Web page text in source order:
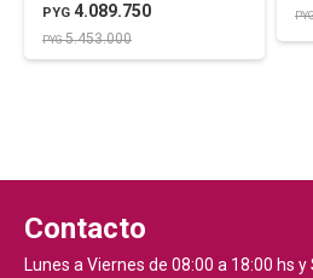
PYG 4.089.750
PYG5.453.000
Contacto
Lunes a Viernes de 08:00 a 18:00 hs